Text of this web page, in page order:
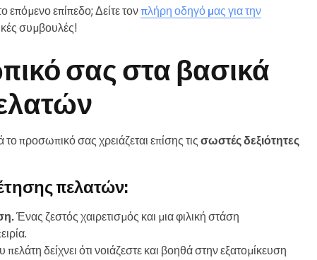
επίπεδο; Δείτε τονπλήρη οδηγό μας για την
συμβουλές!
σας στα βασικά
το προσωπικό σας χρειάζεται επίσης τις σωστές δεξιότητες
πελατών:
Ένας ζεστός χαιρετισμός και μια φιλική στάση
δείχνει ότι νοιάζεστε και βοηθά στην εξατομίκευση